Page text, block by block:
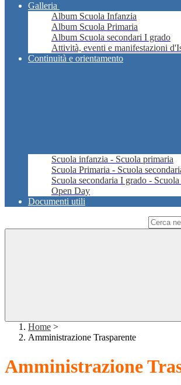
Galleria
Album Scuola Infanzia
Album Scuola Primaria
Album Scuola secondari I grado
Attività, eventi e manifestazioni
Continuità e orientamento
Scuola infanzia - Scuola primaria
Scuola Primaria - Scuola
Scuola secondaria I grado -
Open Day
Documenti utili
Home >
Amministrazione Trasparente
Amministrazione